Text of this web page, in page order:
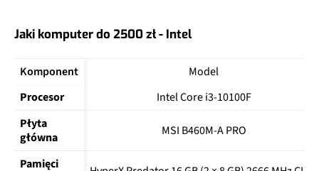
Jaki komputer do 2500 zł - Intel
Komponent
Model
Procesor
Intel Core i3-10100F
Płyta
główna
MSI B460M-A PRO
Pamięci